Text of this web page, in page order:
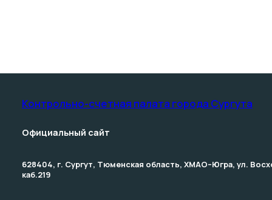
Контрольно-счетная палата­ города Сургута
Официальный сайт
628404, г. Сургут, Тюменская область, ХМАО–Югра, ул.
каб.219